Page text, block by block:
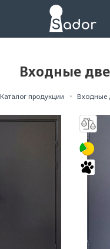
Входные
Каталог продукции Входные